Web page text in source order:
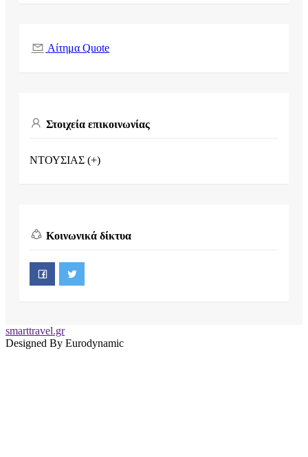
Αίτημα Quote
Στοιχεία επικοινωνίας
ΝΤΟΥΣΙΑΣ (+)
Κοινωνικά δίκτυα
smarttravel.gr
Designed By Eurodynamic